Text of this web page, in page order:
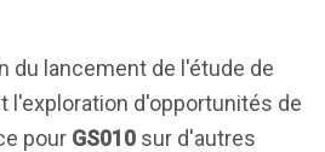
du lancement de l'étude de
l'exploration d'opportunités de
pour GS010 sur d'autres